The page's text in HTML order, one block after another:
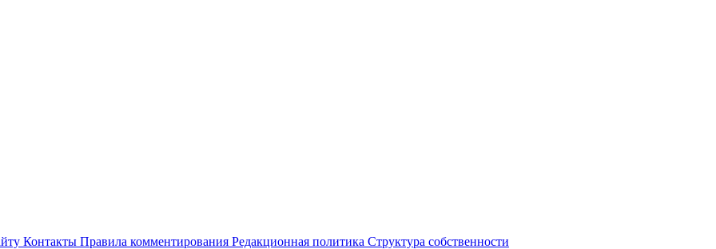
Контакты Правила комментирования Редакционная политика Структура собственности